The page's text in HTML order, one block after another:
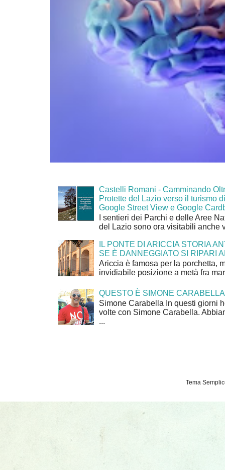
Castelli Romani - Camminando
Protette del Lazio verso il turismo
Google Street View e Google
I sentieri dei Parchi e delle Aree
del Lazio sono ora visitabili anche
IL PONTE DI ARICCIA STORIA
SE È DANNEGGIATO SI RIPARI
Ariccia è famosa per la porchetta,
invidiabile posizione a metà fra
QUESTO È SIMONE CARABELLA
Simone Carabella In questi giorni
volte con Simone Carabella.
...
Tema